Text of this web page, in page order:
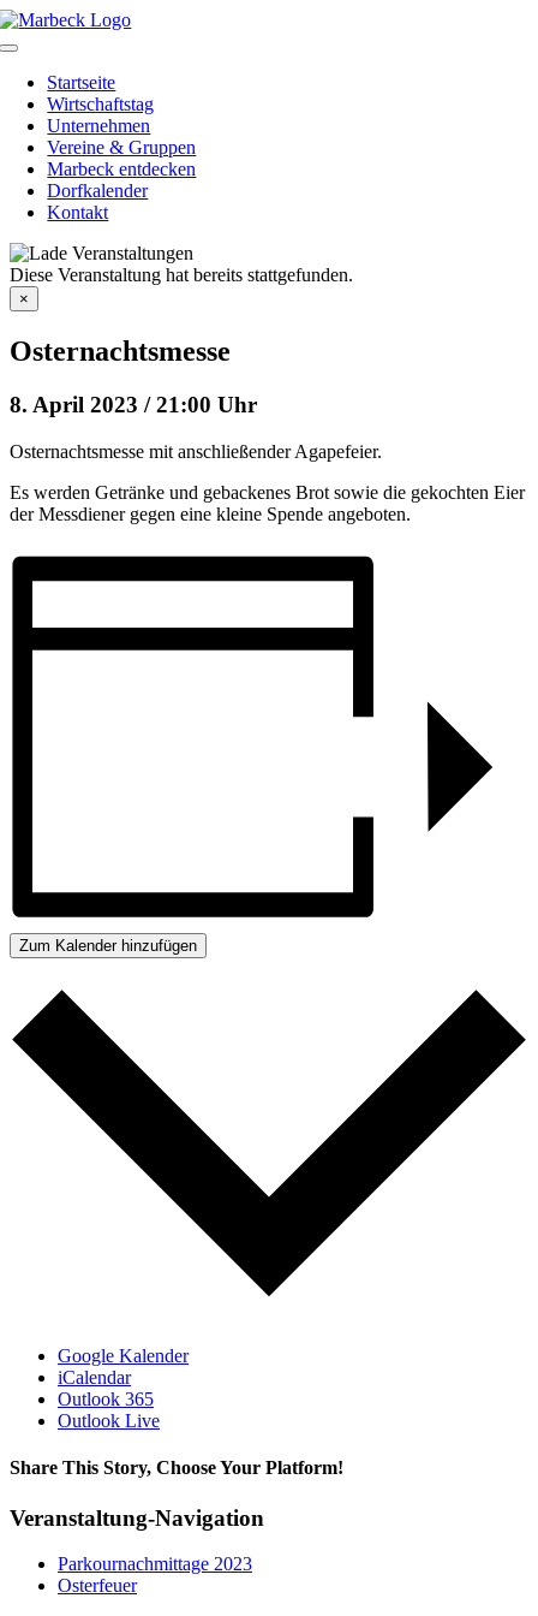
Skip
to
Toggle
NavigationStartseite
Wirtschaftstag
Unternehmen
Vereine & Gruppen
Marbeck entdecken
Dorfkalender
Kontakt
Diese Veranstaltung hat bereits stattgefunden.
×
Osternachtsmesse
8. April 2023 / 21:00 Uhr
Osternachtsmesse mit anschließender Agapefeier.
Es werden Getränke und gebackenes Brot sowie die gekochten Eier
der Messdiener gegen eine kleine Spende angeboten.
Zum Kalender hinzufügen
Google Kalender
iCalendar
Outlook 365
Outlook Live
Share This Story, Choose Your Platform!
Facebook
X
Bluesky
Reddit
LinkedIn
WhatsApp
Telegram
Tumblr
Xing
Email
Copy
Veranstaltung-Navigation
Parkournachmittage 2023
Osterfeuer